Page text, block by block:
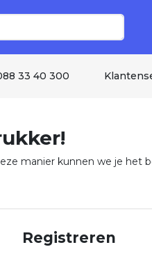
33 40 300
manier kunnen we je het
Registreren